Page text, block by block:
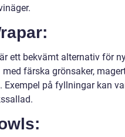
ett bekvämt alternativ för
färska grönsaker,
Exempel på fyllningar kan